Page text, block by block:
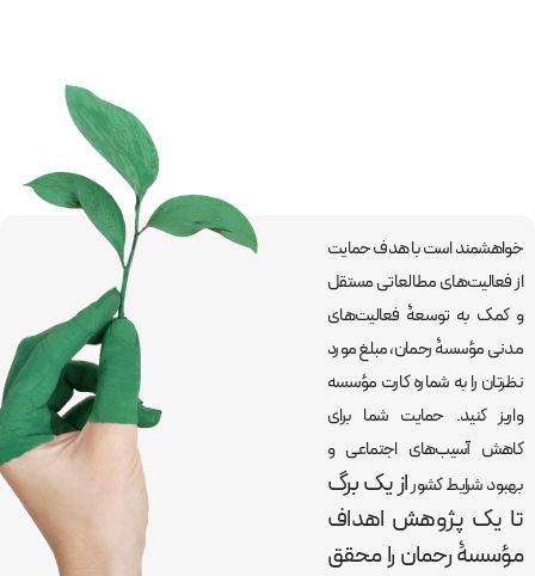
خواهشمند است با هدف حمایت
از فعالیت‌های مطالعاتی مستقل
و کمک به توسعۀ فعالیت‌های
مدنی مؤسسۀ رحمان، مبلغ مورد
نظرتان را به شماره کارت مؤسسه
واریز کنید. حمایت شما برای
کاهش آسیب‌های اجتماعی و
بهبود شرایط کشوراز یک برگ
تا یک پژوهش اهداف
مؤسسۀ رحمان رامحقق